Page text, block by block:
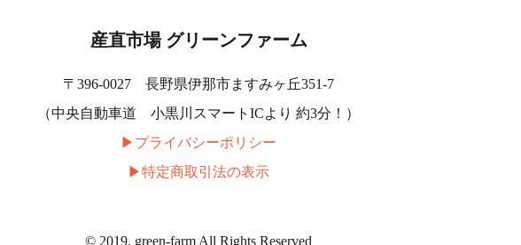
産直市場 グリーンファーム
〒396-0027 長野県伊那市ますみヶ丘351-7
（中央自動車道 小黒川スマートICより 約3分！）
▶︎プライバシーポリシー
▶︎特定商取引法の表示
© 2019. green-farm All Rights Reserved